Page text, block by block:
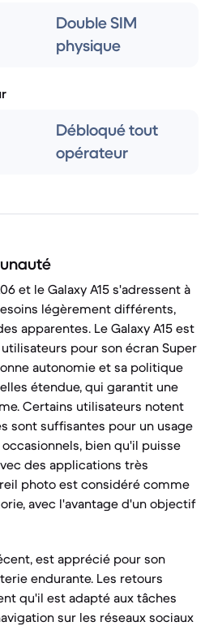
Double SIM
physique
Débloqué tout
opérateur
et le Galaxy A15 s'adressent à
légèrement différents,
apparentes. Le Galaxy A15 est
pour son écran Super
autonomie et sa politique
étendue, qui garantit une
Certains utilisateurs notent
sont suffisantes pour un usage
bien qu'il puisse
des applications très
photo est considéré comme
avec l'avantage d'un objectif
est apprécié pour son
endurante. Les retours
qu'il est adapté aux tâches
sur les réseaux sociaux